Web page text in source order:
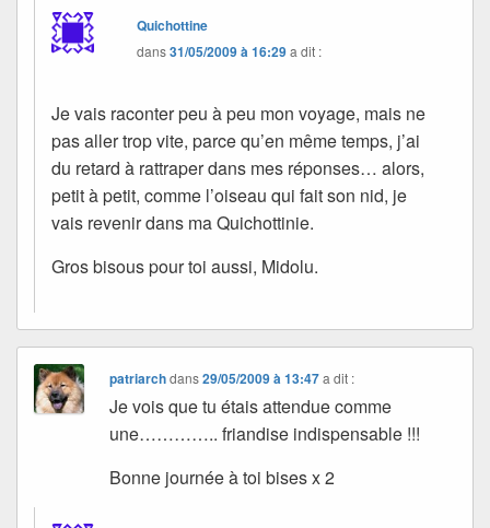
Quichottine
dans31/05/2009 à 16:29a dit :
Je vais raconter peu à peu mon voyage, mais ne
pas aller trop vite, parce qu’en même temps, j’ai
du retard à rattraper dans mes réponses… alors,
petit à petit, comme l’oiseau qui fait son nid, je
vais revenir dans ma Quichottinie.
Gros bisous pour toi aussi, Midolu.
patriarchdans29/05/2009 à 13:47 a dit :
Je vois que tu étais attendue comme
une………….. friandise indispensable !!!
Bonne journée à toi bises x 2